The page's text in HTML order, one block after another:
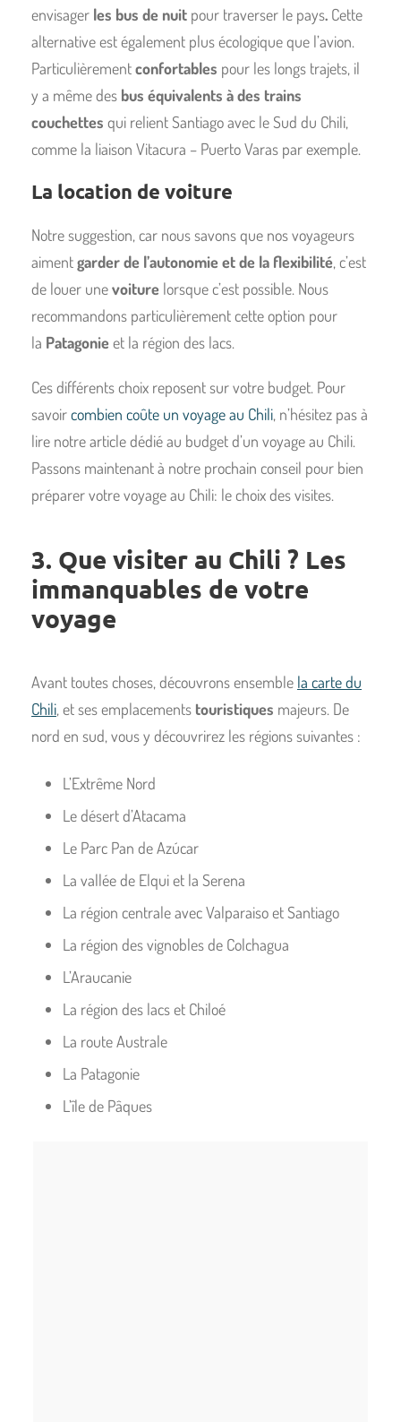
envisager les bus de nuit pour traverser le pays. Cette
alternative est également plus écologique que l’avion.
Particulièrementconfortables pour les longs trajets, il
y a même des bus équivalents à des trains
couchettes qui relient Santiago avec le Sud du Chili,
comme la liaison Vitacura – Puerto Varas par exemple.
La location de voiture
Notre suggestion, car nous savons que nos voyageurs
aimentgarder de l’autonomie et de la flexibilité, c’est
de louer unevoiture lorsque c’est possible. Nous
recommandons particulièrement cette option pour
la Patagonieet la région des lacs.
Ces différents choix reposent sur votre budget. Pour
savoircombien coûte un voyage au Chili, n’hésitez pas à
lire notre article dédié au budget d’un voyage au Chili.
Passons maintenant à notre prochain conseil pour bien
préparer votre voyage au Chili: le choix des visites.
3. Que visiter au Chili ? Les
immanquables de votre
voyage
Avant toutes choses, découvrons ensemble la carte du
Chili, et ses emplacements touristiques majeurs. De
nord en sud, vous y découvrirez les régions suivantes :
L’Extrême Nord
Le désert d’Atacama
Le Parc Pan de Azúcar
La vallée de Elqui et la Serena
La région centrale avec Valparaiso et Santiago
La région des vignobles de Colchagua
L’Araucanie
La région des lacs et Chiloé
La route Australe
La Patagonie
L’île de Pâques